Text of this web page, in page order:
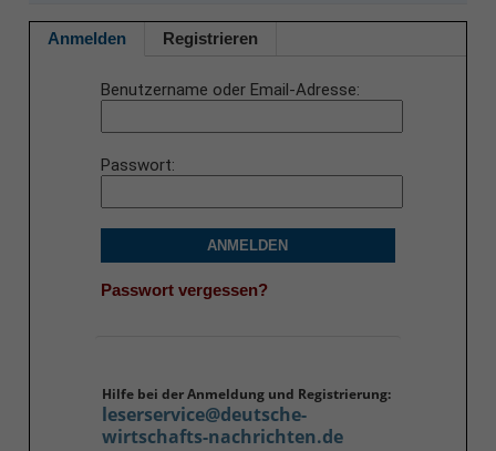
Anmelden Registrieren
Benutzername oder Email-Adresse
Passwort
ANMELDEN
Passwort vergessen?
Hilfe bei der Anmeldung und Registrierung:
leserservice@deutsche-
wirtschafts-nachrichten.de